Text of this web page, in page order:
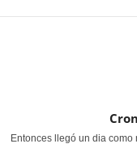
Entonces llegó un dia